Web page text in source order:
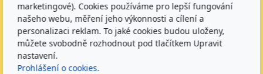
+420 734 316 620 - Ředitel školy
+420 733 539 322 - Zástupce ředitele pro předškolní
vzdělávání
+420 733 539 323 - Školní družina
+420 733 539 324 - Školní jídelna
marketingové). Cookies používáme pro lepší fungování
našeho webu, měření jeho výkonnosti a cílení a
personalizaci reklam. To jaké cookies budou uloženy,
můžete svobodně rozhodnout pod tlačítkem Upravit
nastavení.
Prohlášení o cookies.